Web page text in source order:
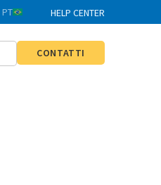
HELP CENTER
PT
CONTATTI